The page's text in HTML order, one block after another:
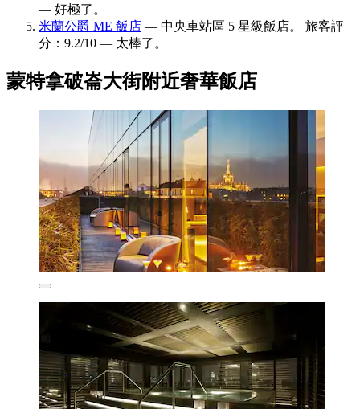
— 好極了。
米蘭公爵 ME 飯店 — 中央車站區 5 星級飯店。 旅客評
分：9.2/10 — 太棒了。
蒙特拿破崙大街附近奢華飯店